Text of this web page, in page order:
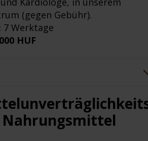
(gegen Gebühr).
7 Werktage
HUF
Nahrungsmittel